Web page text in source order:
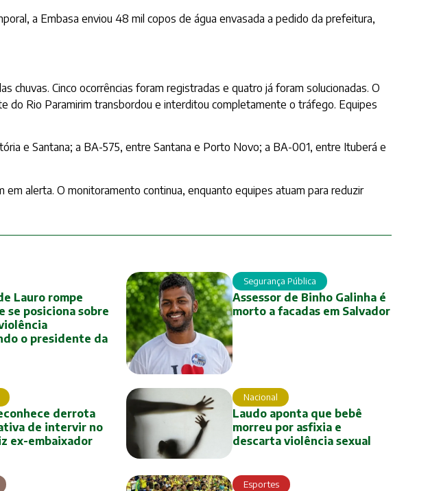
a Embasa enviou 48 mil copos de água envasada a pedido da prefeitura,
Cinco ocorrências foram registradas e quatro já foram solucionadas. O
do Rio Paramirim transbordou e interditou completamente o tráfego. Equipes
e Santana; a BA-575, entre Santana e Porto Novo; a BA-001, entre Ituberá e
alerta. O monitoramento continua, enquanto equipes atuam para reduzir
Lauro rompe
se posiciona sobre
o presidente da
Segurança Pública
Assessor de Binho Galinha é
morto a facadas em Salvador
derrota
de intervir no
ex-embaixador
Nacional
Laudo aponta que bebê
morreu por asfixia e
descarta violência sexual
Esportes